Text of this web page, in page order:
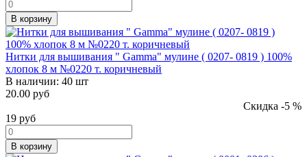
В корзину
Нитки для вышивания " Gamma" мулине ( 0207- 0819 ) 100%
хлопок 8 м №0220 т. коричневый
В наличии: 40 шт
20.00 руб
Скидка -5 %
19 руб
В корзину